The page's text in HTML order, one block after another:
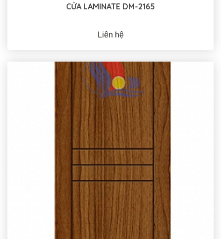
CỬA LAMINATE DM-2165
Liên hệ